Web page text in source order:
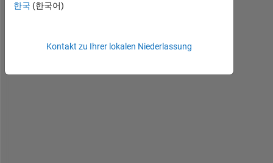
e
한국 (한국어)
Kontakt zu Ihrer lokalen Niederlassung